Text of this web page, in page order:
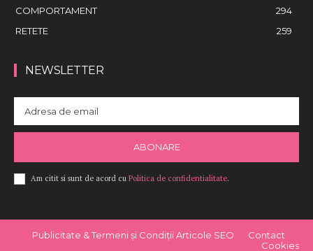
COMPORTAMENT
294
RETETE
259
NEWSLETTER
ABONARE
Am citit si sunt de acord cu Politica de confidentialitate.
Publicitate & Termeni și Condiții Articole SEO
Contact
Cookies